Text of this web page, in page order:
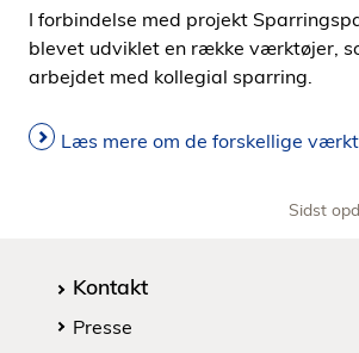
I forbindelse med projekt
blevet udviklet en række værktøjer,
arbejdet med kollegial sparring.
Læs mere om de forskellige
Sidst
Kontakt
Presse